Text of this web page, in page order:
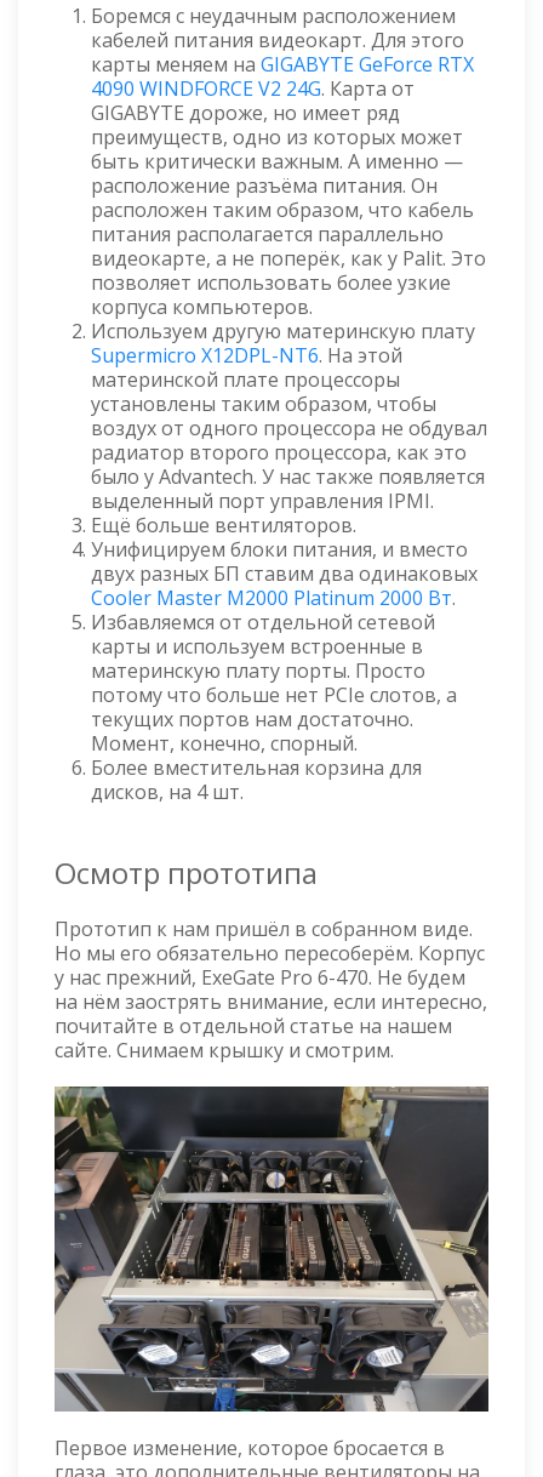
Боремся с неудачным расположением
кабелей питания видеокарт. Для этого
карты меняем на GIGABYTE GeForce RTX
4090 WINDFORCE V2 24G. Карта от
GIGABYTE дороже, но имеет ряд
преимуществ, одно из которых может
быть критически важным. А именно —
расположение разъёма питания. Он
расположен таким образом, что кабель
питания располагается параллельно
видеокарте, а не поперёк, как у Palit. Это
позволяет использовать более узкие
корпуса компьютеров.
Используем другую материнскую плату
Supermicro X12DPL-NT6. На этой
материнской плате процессоры
установлены таким образом, чтобы
воздух от одного процессора не обдувал
радиатор второго процессора, как это
было у Advantech. У нас также появляется
выделенный порт управления IPMI.
Ещё больше вентиляторов.
Унифицируем блоки питания, и вместо
двух разных БП ставим два одинаковых
Cooler Master M2000 Platinum 2000 Вт.
Избавляемся от отдельной сетевой
карты и используем встроенные в
материнскую плату порты. Просто
потому что больше нет PCIe слотов, а
текущих портов нам достаточно.
Момент, конечно, спорный.
Более вместительная корзина для
дисков, на 4 шт.
Осмотр прототипа
Прототип к нам пришёл в собранном виде.
Но мы его обязательно пересоберём. Корпус
у нас прежний, ExeGate Pro 6-470. Не будем
на нём заострять внимание, если интересно,
почитайте в отдельной статье на нашем
сайте. Снимаем крышку и смотрим.
Первое изменение, которое бросается в